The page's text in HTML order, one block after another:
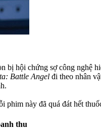
bị hội chứng sợ công nghệ
Battle Angel đi theo nhân
phim này đã quá đát hết
thu